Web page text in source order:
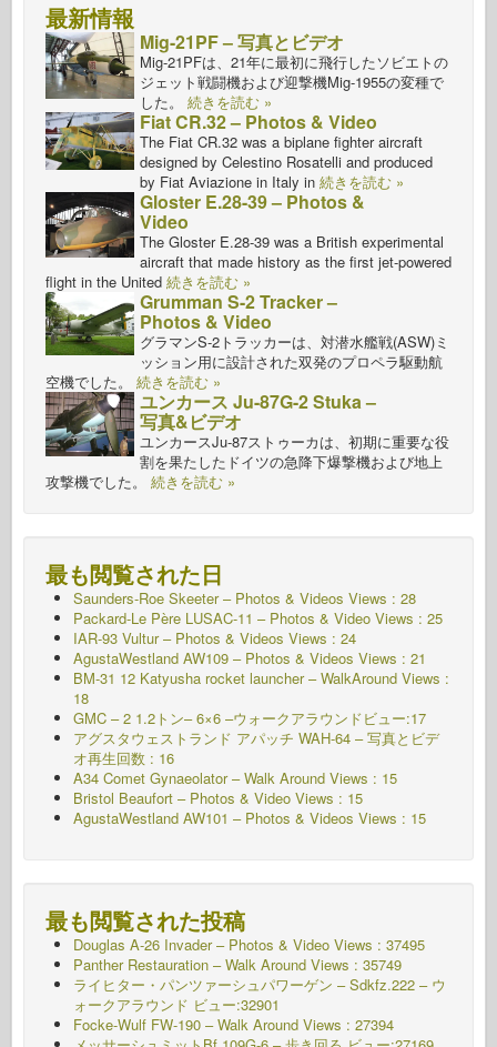
最新情報
Mig-21PF – 写真とビデオ
Mig-21PFは、21年に最初に飛行したソビエトの
ジェット戦闘機および迎撃機Mig-1955の変種で
した。 続きを読む »
Fiat CR.32 – Photos & Video
The Fiat CR.32 was a biplane fighter aircraft
designed by Celestino Rosatelli and produced
by Fiat Aviazione in Italy in 続きを読む »
Gloster E.28-39 – Photos &
Video
The Gloster E.28-39 was a British experimental
aircraft that made history as the first jet-powered
flight in the United 続きを読む »
Grumman S-2 Tracker –
Photos & Video
グラマンS-2トラッカーは、対潜水艦戦(ASW)ミ
ッション用に設計された双発のプロペラ駆動航
空機でした。 続きを読む »
ユンカース Ju-87G-2 Stuka –
写真&ビデオ
ユンカースJu-87ストゥーカは、初期に重要な役
割を果たしたドイツの急降下爆撃機および地上
攻撃機でした。 続きを読む »
最も閲覧された日
Saunders-Roe Skeeter – Photos & Videos Views : 28
Packard-Le Père LUSAC-11 – Photos & Video Views : 25
IAR-93 Vultur – Photos & Videos Views : 24
AgustaWestland AW109 – Photos & Videos Views : 21
BM-31 12 Katyusha rocket launcher – WalkAround Views :
18
GMC – 2 1.2トン– 6×6 –ウォークアラウンドビュー:17
アグスタウェストランド アパッチ WAH-64 – 写真とビデ
オ再生回数 : 16
A34 Comet Gynaeolator – Walk Around Views : 15
Bristol Beaufort – Photos & Video Views : 15
AgustaWestland AW101 – Photos & Videos Views : 15
最も閲覧された投稿
Douglas A-26 Invader – Photos & Video Views : 37495
Panther Restauration – Walk Around Views : 35749
ライヒター・パンツァーシュパワーゲン – Sdkfz.222 – ウ
ォークアラウンド ビュー:32901
Focke-Wulf FW-190 – Walk Around Views : 27394